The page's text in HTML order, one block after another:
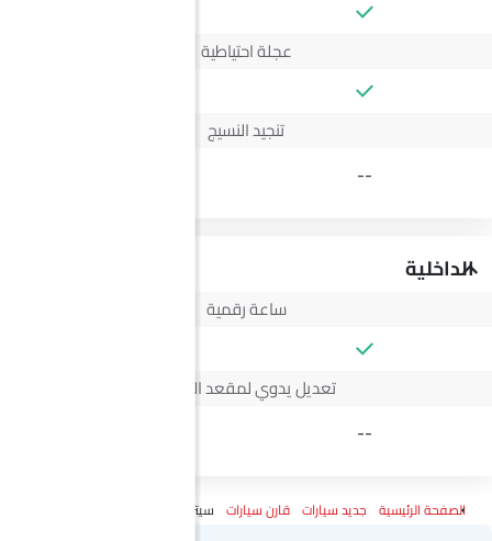
عجلة احتياطية
تنجيد النسيج
--
الداخلية
ساعة رقمية
تعديل يدوي لمقعد السائق
--
الصفحة الرئيسية جديد سيارات قارن سيارات سيتروين سي 4 Vs ج إم سي فيجوس